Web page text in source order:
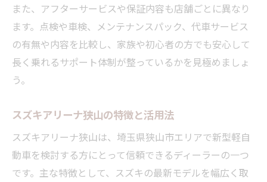
また、アフターサービスや保証内容も店舗ごとに異なり
ます。点検や車検、メンテナンスパック、代車サービス
の有無や内容を比較し、家族や初心者の方でも安心して
長く乗れるサポート体制が整っているかを見極めましょ
う。
スズキアリーナ狭山の特徴と活用法
スズキアリーナ狭山は、埼玉県狭山市エリアで新型軽自
動車を検討する方にとって信頼できるディーラーの一つ
です。主な特徴として、スズキの最新モデルを幅広く取